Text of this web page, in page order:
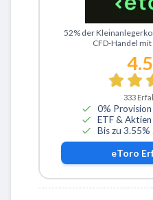
Zu eToro
52% der
CFD-Handel
4.5
333
0% Provision
ETF &
Bis zu
eToro